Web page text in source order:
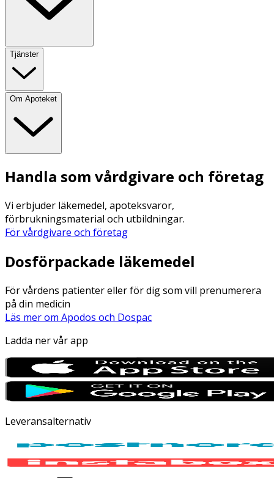
Tjänster
Om Apoteket
Handla som vårdgivare och företag
Vi erbjuder läkemedel, apoteksvaror,
förbrukningsmaterial och utbildningar.
För vårdgivare och företag
Dosförpackade läkemedel
För vårdens patienter eller för dig som vill prenumerera
på din medicin
Läs mer om Apodos och Dospac
Ladda ner vår app
Leveransalternativ